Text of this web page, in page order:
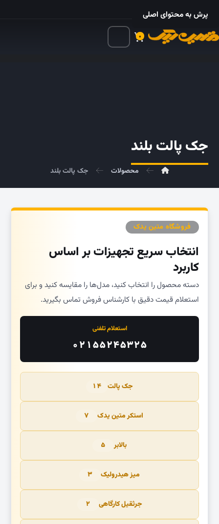
۰۲۱ – ۵۵۲۴ ۵۳۲۵
۰
پرش به محتوای اصلی
جک پالت بلند
محصولات جک پالت بلند
فروشگاه متین یدک
انتخاب سریع تجهیزات بر اساس
کاربرد
دسته محصول را انتخاب کنید، مدل‌ها را مقایسه کنید و برای
استعلام قیمت دقیق با کارشناس فروش تماس بگیرید.
استعلام تلفنی
۰۲۱۵۵۲۴۵۳۲۵
جک پالت ۱۴
استکر متین یدک ۷
بالابر ۵
میز هیدرولیک ۳
جرثقیل کارگاهی ۲